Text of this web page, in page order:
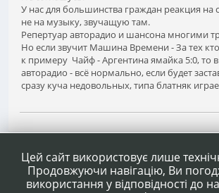
У нас для большинства граждан реакция на
не на музыку, звучащую там.
Репертуар авторадио и шансона многими
Но если звучит Машина Времени - За тех
к примеру Чайф - Аргентина ямайка 5:0, то в
авторадио - всё нормально, если будет
сразу куча недовольных, типа блатняк
Цей сайт використовує лише
Продовжуючи навігацію, Ви
використання у відповідності до